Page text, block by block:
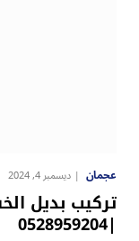
عجمان ديسمبر 4, 2024
تركيب بديل
|0528959204